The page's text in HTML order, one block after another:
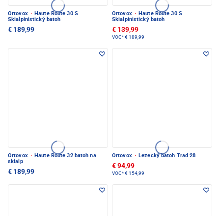
Ortovox · Haute Route 30 S
Skialpinistický batoh
€ 189,99
Ortovox · Haute Route 30 S
Skialpinistický batoh
€ 139,99
VOC*€ 189,99
Ortovox · Haute Route 32 batoh na
skialp
€ 189,99
Ortovox · Lezecký batoh Trad 28
€ 94,99
VOC*€ 154,99